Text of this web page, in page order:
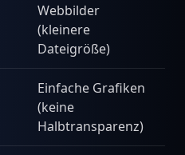
Webbilder
(kleinere
Dateigröße)
Einfache Grafiken
(keine
Halbtransparenz)